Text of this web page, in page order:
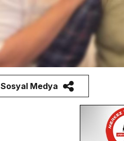
Sosyal Medya